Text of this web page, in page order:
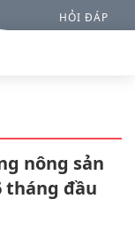
HỎI ĐÁP
nông sản
tháng đầu